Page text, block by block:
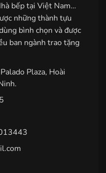
bếp tại Việt Nam…
những thành tựu
bình chọn và được
ban ngành trao tặng
Plaza, Hoài